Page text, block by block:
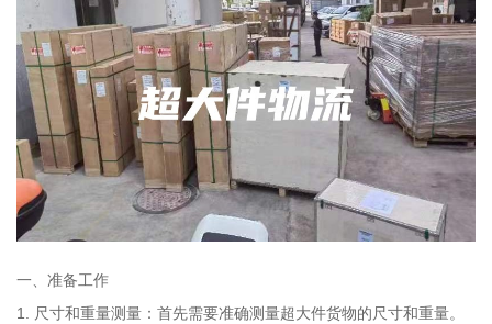
一、准备工作
1. 尺寸和重量测量：首先需要准确测量超大件货物的尺寸和重量。